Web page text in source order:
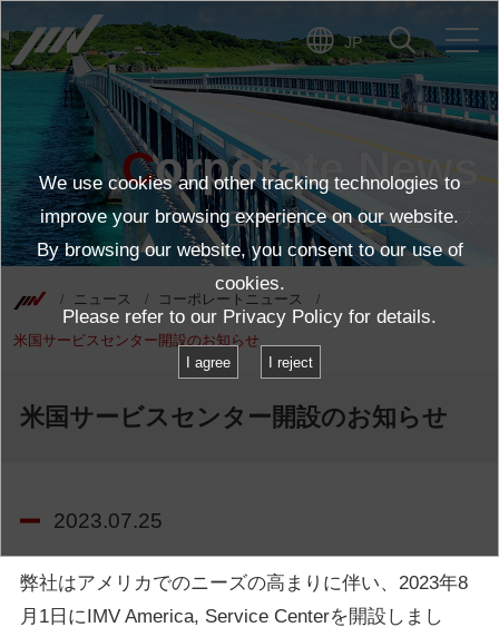
JP
Corporate News
コーポレートニュース
ニュース コーポレートニュース
米国サービスセンター開設のお知らせ
米国サービスセンター開設のお知らせ
2023.07.25
弊社はアメリカでのニーズの高まりに伴い、2023年8
月1日にIMV America, Service Centerを開設しまし
We use cookies and other tracking technologies to
improve your browsing experience on our website.
By browsing our website, you consent to our use of
cookies.
Please refer to our Privacy Policy for details.
I agree I reject